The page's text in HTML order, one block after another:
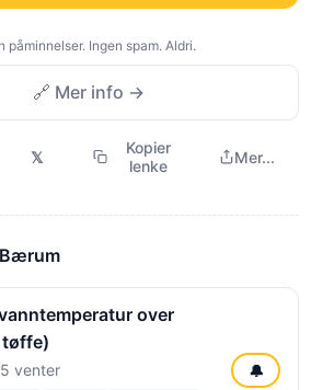
påminnelser. Ingen spam. Aldri.
🔗 Mer info →
𝕏
Kopier
lenke
Mer...
over
tøffe)
venter 🔔